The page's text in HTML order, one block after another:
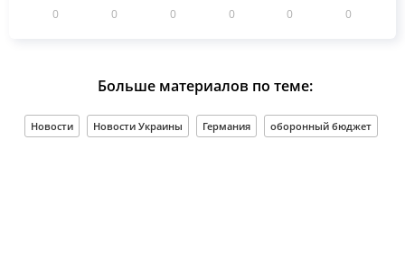
0 0 0 0 0 0
Больше материалов по теме:
Новости Новости Украины Германия оборонный бюджет